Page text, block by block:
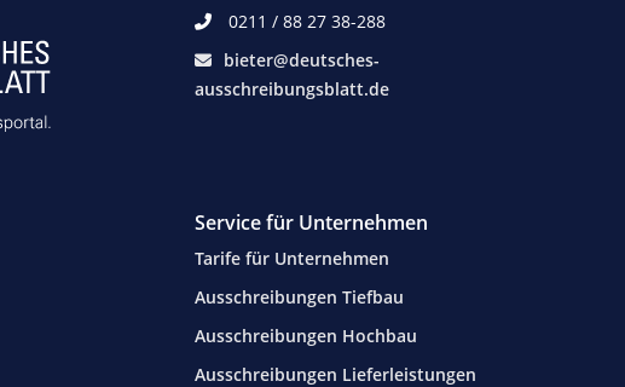
0211 / 88 27 38-288
bieter@deutsches-
ausschreibungsblatt.de
Service für Unternehmen
Tarife für Unternehmen
Ausschreibungen Tiefbau
Ausschreibungen Hochbau
Ausschreibungen Lieferleistungen